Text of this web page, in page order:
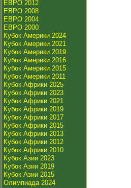
ЕВРО 2012
ЕВРО 2008
ЕВРО 2004
ЕВРО 2000
Кубок Америки 2024
Кубок Америки 2021
Кубок Америки 2019
Кубок Америки 2016
Кубок Америки 2015
Кубок Америки 2011
Кубок Африки 2025
Кубок Африки 2023
Кубок Африки 2021
Кубок Африки 2019
Кубок Африки 2017
Кубок Африки 2015
Кубок Африки 2013
Кубок Африки 2012
Кубок Африки 2010
Кубок Азии 2023
Кубок Азии 2019
Кубок Азии 2015
Олимпиада 2024